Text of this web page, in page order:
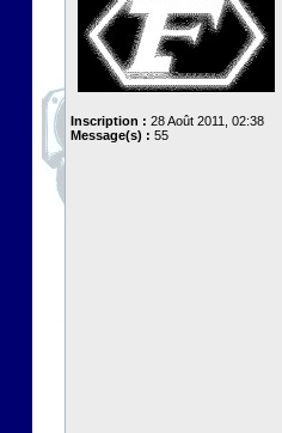
Inscription : 28 Août 2011, 02:38
Message(s) : 55